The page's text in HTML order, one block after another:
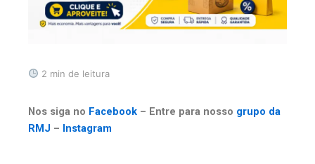
2 min de leitura
Nos siga no Facebook – Entre para nosso grupo da
RMJ – Instagram